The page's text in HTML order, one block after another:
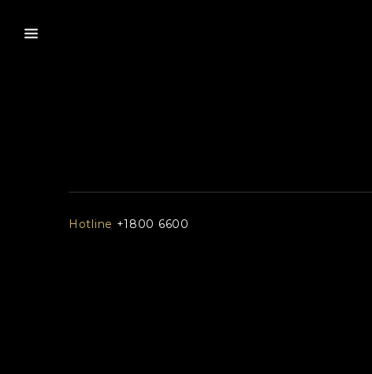
Hotline +1800 6600